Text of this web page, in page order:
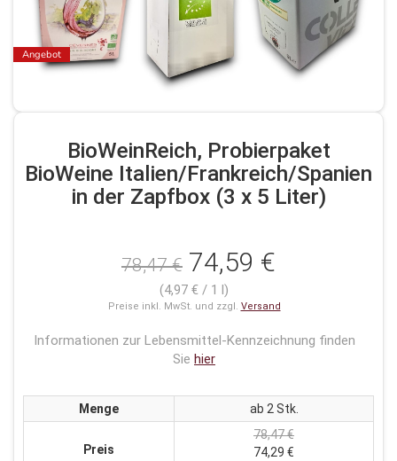
Angebot
BioWeinReich, Probierpaket
BioWeine Italien/Frankreich/Spanien
in der Zapfbox (3 x 5 Liter)
78,47 € 74,59 €
(4,97 € / 1 l)
Preise inkl. MwSt. und zzgl. Versand
Informationen zur Lebensmittel-Kennzeichnung finden
Sie hier
Menge ab 2 Stk.
Preis
78,47 €
74,29 €